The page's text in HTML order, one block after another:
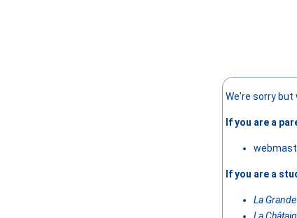
We're sorry
If you are a
If you are a
La
La